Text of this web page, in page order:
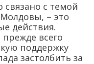
связано с темой
– это
действия.
всего
поддержку
застолбить за